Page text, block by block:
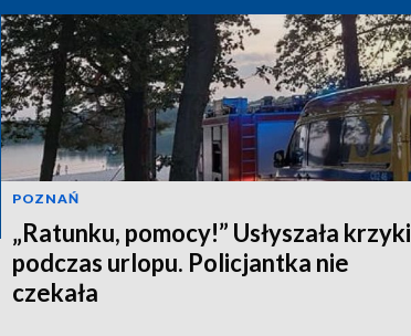
POZNAŃ
„Ratunku, pomocy!” Usłyszała krzyki
podczas urlopu. Policjantka nie
czekała